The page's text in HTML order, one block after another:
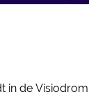
in de